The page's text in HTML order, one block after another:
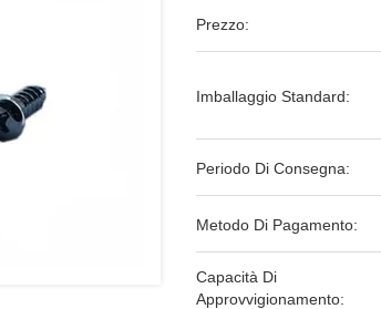
Prezzo:
Imballaggio Standard:
Periodo Di Consegna:
Metodo Di Pagamento:
Capacità Di
Approvvigionamento: